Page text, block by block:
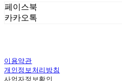
페이스북
카카오톡
이용약관
개인정보처리방침